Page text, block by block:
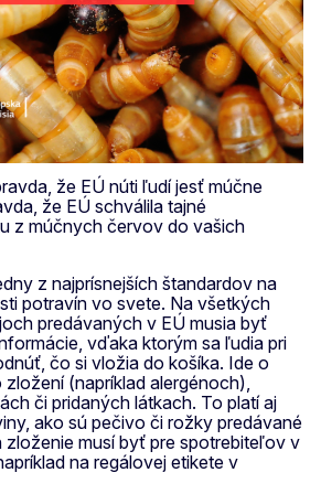
že EÚ núti ľudí jesť múčne
že EÚ schválila tajné
z múčnych červov do vašich
z najprísnejších štandardov na
potravín vo svete. Na všetkých
predávaných v EÚ musia byť
vďaka ktorým sa ľudia pri
čo si vložia do košíka. Ide o
(napríklad alergénoch),
či pridaných látkach. To platí aj
ako sú pečivo či rožky predávané
zloženie musí byť pre spotrebiteľov v
na regálovej etikete v